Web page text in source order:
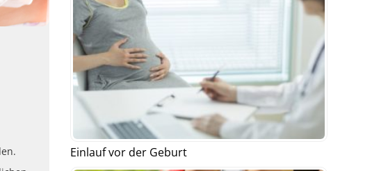
Einlauf vor der Geburt